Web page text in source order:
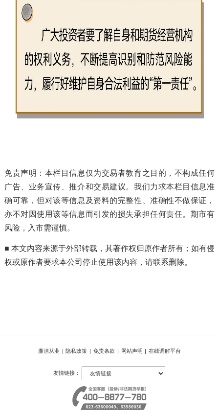
免责声明：本栏目信息仅为交易者教育之目的，不构成任何
广告、业务宣传、推介和交易建议。我们力求本栏目信息准
确可靠，但对该等信息及资料的完整性、准确性不做保证，
亦不对因使用该等信息而引发的损失承担任何责任。期市有
风险，入市需谨慎。
■ 本文内容来源于外部转载，其著作权归原作者所有；如有侵
权或原作者要求本公司停止使用该内容，请联系删除。
廉洁从业 | 隐私政策 | 免责条款 | 网站声明 | 在线调解平台
友情链接：